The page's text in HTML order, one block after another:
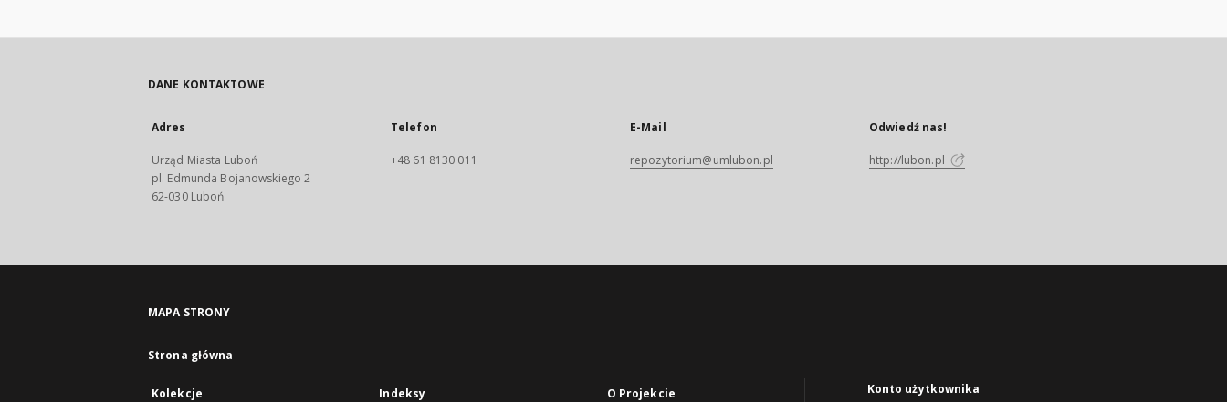
DANE KONTAKTOWE
Adres
Urząd Miasta Luboń
pl. Edmunda Bojanowskiego 2
62-030 Luboń
Telefon
+48 61 8130 011
E-Mail
repozytorium@umlubon.pl
Odwiedź nas!
http://lubon.pl
MAPA STRONY
Strona główna
Kolekcje Indeksy O Projekcie Konto użytkownika